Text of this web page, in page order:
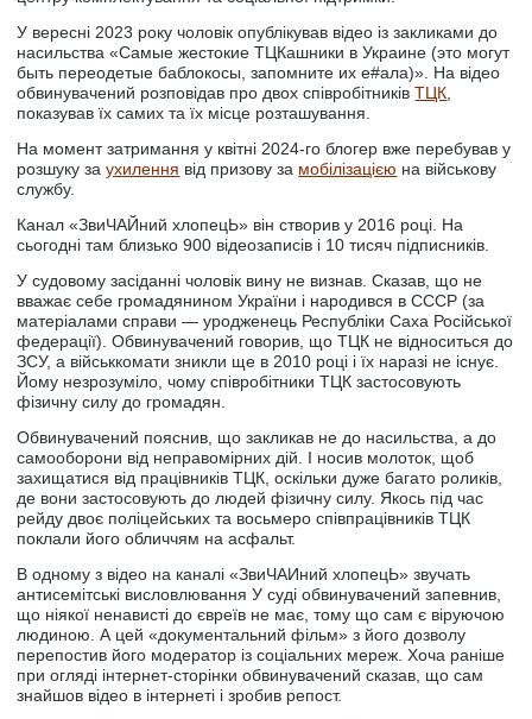
У вересні 2023 року чоловік опублікував відео із закликами до
насильства «Самые жестокие ТЦКашники в Украине (это могут
быть переодетые баблокосы, запомните их е#ала)». На відео
обвинувачений розповідав про двох співробітниківТЦК
показував їх самих та їх місце розташування.
На момент затримання у квітні 2024-го блогер вже перебував у
розшуку заухилення від призову за мобілізацією на військову
службу.
Канал «ЗвиЧАЙний хлопецЬ» він створив у 2016 році. На
сьогодні там близько 900 відеозаписів і 10 тисяч підписників.
У судовому засіданні чоловік вину не визнав. Сказав, що не
вважає себе громадянином України і народився в СССР (за
матеріалами справи — уродженець Республіки Саха Російської
федерації). Обвинувачений говорив, що ТЦК не відноситься до
ЗСУ, а військкомати зникли ще в 2010 році і їх наразі не існує.
Йому незрозуміло, чому співробітники ТЦК застосовують
фізичну силу до громадян.
Обвинувачений пояснив, що закликав не до насильства, а до
самооборони від неправомірних дій. І носив молоток, щоб
захищатися від працівників ТЦК, оскільки дуже багато роликів,
де вони застосовують до людей фізичну силу. Якось під час
рейду двоє поліцейських та восьмеро співпрацівників ТЦК
поклали його обличчям на асфальт.
В одному з відео на каналі «ЗвиЧАИний хлопецЬ» звучать
антисемітські висловлювання У суді обвинувачений запевнив,
що ніякої ненависті до євреїв не має, тому що сам є віруючою
людиною. А цей «документальний фільм» з його дозволу
перепостив його модератор із соціальних мереж. Хоча раніше
при огляді інтернет-сторінки обвинувачений сказав, що сам
знайшов відео в інтернеті і зробив репост.